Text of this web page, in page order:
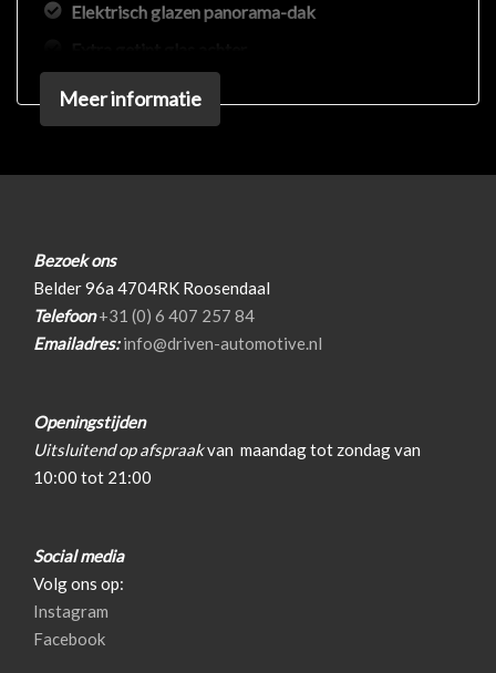
Elektrisch glazen panorama-dak
Getint glas
Glazen schuifdak
Led dagrijverlichting
Led koplampen
Panoramadak
Park distance control
Parkeersensor voor
Premium kleur
Ruitensproeiers/wisserbladen verwarmbaar
Meer informatie
Bezoek ons
Belder 96a 4704RK Roosendaal
Telefoon+31 (0) 6 407 257 84
Emailadres:info@driven-automotive.nl
Openingstijden
Uitsluitend op afspraakvan maandag tot zondag van
10:00 tot 21:00
Social media
Volg ons op:
Instagram
Facebook